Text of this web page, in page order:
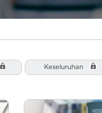
Keseluruhan